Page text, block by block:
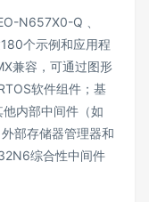
N657X0-Q 、
个示例和应用程
兼容，可通过图形
软件组件；基
内部中间件（如
部存储器管理器和
综合性中间件